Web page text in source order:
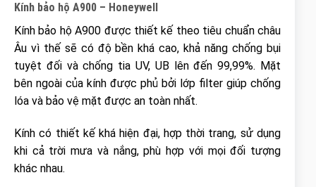
Kính bảo hộ A900 – Honeywell
Kính bảo hộ A900 được thiết kế theo tiêu chuẩn châu
Âu vì thế sẽ có độ bền khá cao, khả năng chống bụi
tuyệt đối và chống tia UV, UB lên đến 99,99%. Mặt
bên ngoài của kính được phủ bởi lớp filter giúp chống
lóa và bảo vệ mặt được an toàn nhất.
Kính có thiết kế khá hiện đại, hợp thời trang, sử dụng
khi cả trời mưa và nắng, phù hợp với mọi đối tượng
khác nhau.